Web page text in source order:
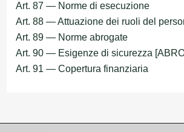
Art. 87 — Norme di esecuzione
Art. 88 — Attuazione dei ruoli del
Art. 89 — Norme abrogate
Art. 90 — Esigenze di sicurezza
Art. 91 — Copertura finanziaria